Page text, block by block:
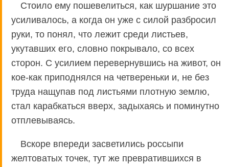
Стоило ему пошевелиться, как шуршание это
усиливалось, а когда он уже с силой разбросил
руки, то понял, что лежит среди листьев,
укутавших его, словно покрывало, со всех
сторон. С усилием перевернувшись на живот, он
кое-как приподнялся на четвереньки и, не без
труда нащупав под листьями плотную землю,
стал карабкаться вверх, задыхаясь и поминутно
отплевываясь.
Вскоре впереди засветились россыпи
желтоватых точек, тут же превратившихся в